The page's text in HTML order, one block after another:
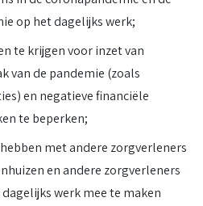
op het dagelijks werk;
te krijgen voor inzet van
van de pandemie (zoals
en negatieve financiële
te beperken;
met andere zorgverleners
en andere zorgverleners
werk mee te maken